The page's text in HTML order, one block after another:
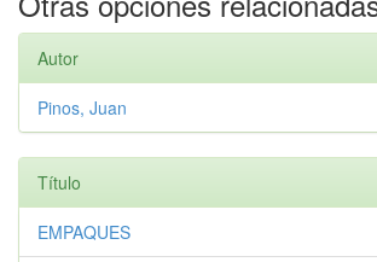
Autor
Pinos, Juan
Título
EMPAQUES